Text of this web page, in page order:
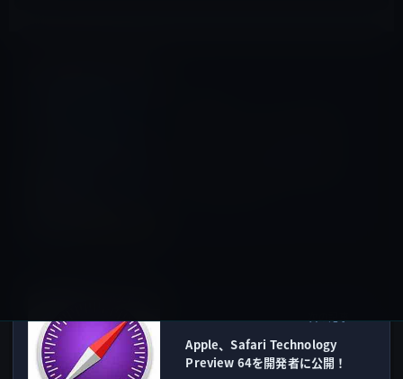
Apple、Safari Technology
Preview 64を開発者に公開！